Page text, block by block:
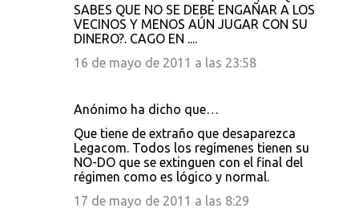
SABES QUE NO SE DEBE ENGAÑAR A LOS
VECINOS Y MENOS AÚN JUGAR CON SU
DINERO?. CAGO EN ....
16 de mayo de 2011 a las 23:58
Anónimo ha dicho que…
Que tiene de extraño que desaparezca
Legacom. Todos los regímenes tienen su
NO-DO que se extinguen con el final del
régimen como es lógico y normal.
17 de mayo de 2011 a las 8:29